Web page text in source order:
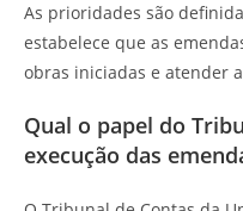
As prioridades são
estabelece que as
obras iniciadas e atender
Qual o papel do
execução das